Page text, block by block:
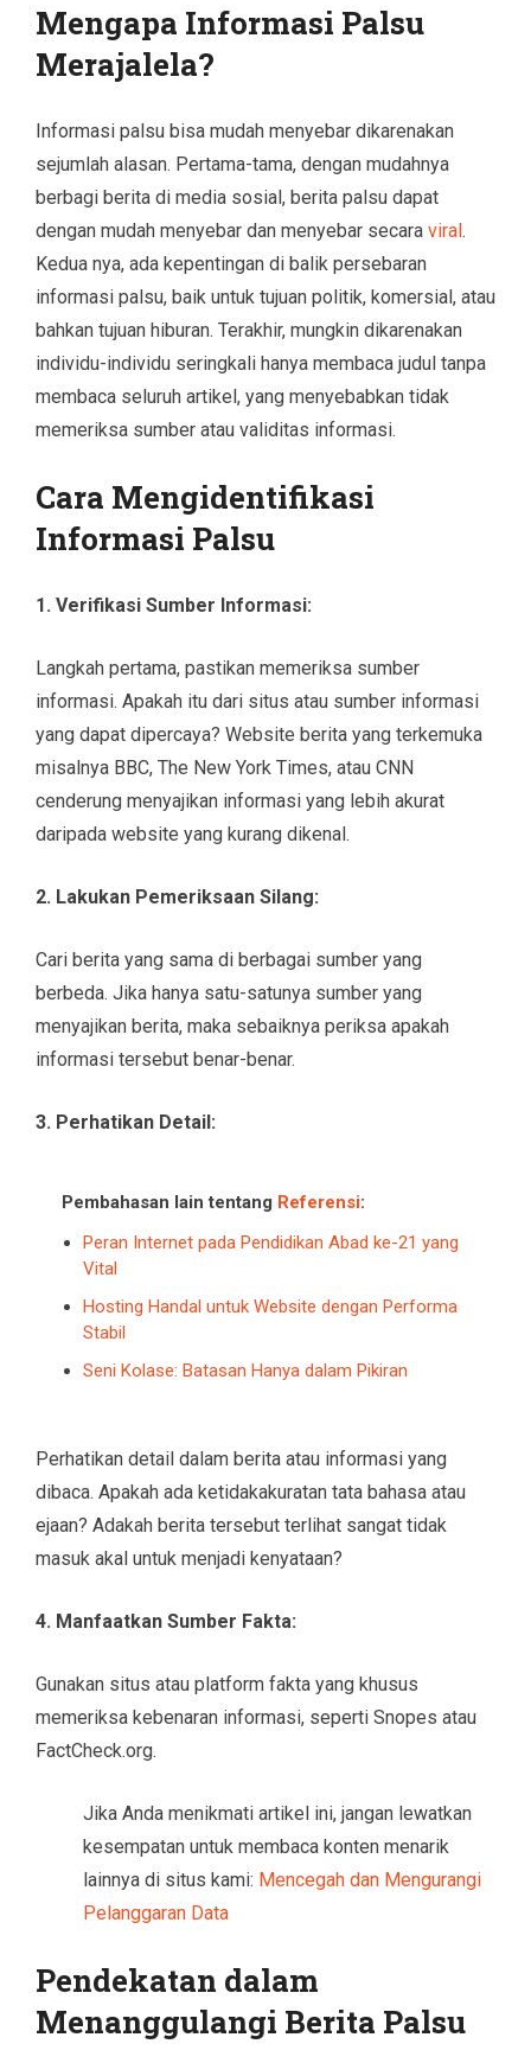
Mengapa Informasi Palsu
Merajalela?
Informasi palsu bisa mudah menyebar dikarenakan
sejumlah alasan. Pertama-tama, dengan mudahnya
berbagi berita di media sosial, berita palsu dapat
dengan mudah menyebar dan menyebar secara viral.
Kedua nya, ada kepentingan di balik persebaran
informasi palsu, baik untuk tujuan politik, komersial, atau
bahkan tujuan hiburan. Terakhir, mungkin dikarenakan
individu-individu seringkali hanya membaca judul tanpa
membaca seluruh artikel, yang menyebabkan tidak
memeriksa sumber atau validitas informasi.
Cara Mengidentifikasi
Informasi Palsu
1. Verifikasi Sumber Informasi:
Langkah pertama, pastikan memeriksa sumber
informasi. Apakah itu dari situs atau sumber informasi
yang dapat dipercaya? Website berita yang terkemuka
misalnya BBC, The New York Times, atau CNN
cenderung menyajikan informasi yang lebih akurat
daripada website yang kurang dikenal.
2. Lakukan Pemeriksaan Silang:
Cari berita yang sama di berbagai sumber yang
berbeda. Jika hanya satu-satunya sumber yang
menyajikan berita, maka sebaiknya periksa apakah
informasi tersebut benar-benar.
3. Perhatikan Detail:
Pembahasan lain tentang Referensi:
Peran Internet pada Pendidikan Abad ke-21 yang
Vital
Hosting Handal untuk Website dengan Performa
Stabil
Seni Kolase: Batasan Hanya dalam Pikiran
Perhatikan detail dalam berita atau informasi yang
dibaca. Apakah ada ketidakakuratan tata bahasa atau
ejaan? Adakah berita tersebut terlihat sangat tidak
masuk akal untuk menjadi kenyataan?
4. Manfaatkan Sumber Fakta:
Gunakan situs atau platform fakta yang khusus
memeriksa kebenaran informasi, seperti Snopes atau
FactCheck.org.
Jika Anda menikmati artikel ini, jangan lewatkan
kesempatan untuk membaca konten menarik
lainnya di situs kami: Mencegah dan Mengurangi
Pelanggaran Data
Pendekatan dalam
Menanggulangi Berita Palsu